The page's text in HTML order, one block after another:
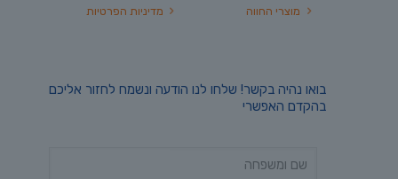
מדיניות הפרטיות
מוצרי החווה
בואו נהיה בקשר! שלחו לנו הודעה ונשמח לחזור אליכם
בהקדם האפשרי